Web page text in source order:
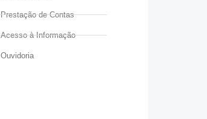
Prestação de Contas
Acesso à Informação
Ouvidoria